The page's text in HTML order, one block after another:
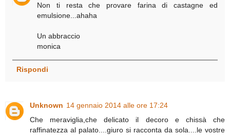
Non ti resta che provare farina di castagne ed
emulsione...ahaha
Un abbraccio
monica
Rispondi
Unknown 14 gennaio 2014 alle ore 17:24
Che meraviglia,che delicato il decoro e chissà che
raffinatezza al palato....giuro si racconta da sola....le vostre